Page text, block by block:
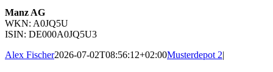
Manz AG
WKN: A0JQ5U
ISIN: DE000A0JQ5U3
Alex Fischer2026-07-02T08:56:12+02:00Musterdepot 2|